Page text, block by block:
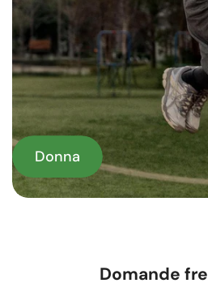
Donna
Domande